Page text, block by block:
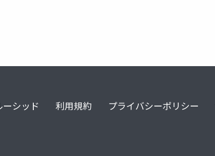
シッド 利用規約 プライバシーポリシー